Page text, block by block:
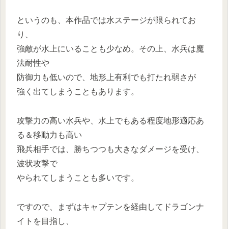
というのも、本作品では水ステージが限られてお
り、
強敵が水上にいることも少なめ。その上、水兵は魔
法耐性や
防御力も低いので、地形上有利でも打たれ弱さが
強く出てしまうこともあります。
攻撃力の高い水兵や、水上でもある程度地形適応あ
る＆移動力も高い
飛兵相手では、勝ちつつも大きなダメージを受け、
波状攻撃で
やられてしまうことも多いです。
ですので、まずはキャプテンを経由してドラゴンナ
イトを目指し、